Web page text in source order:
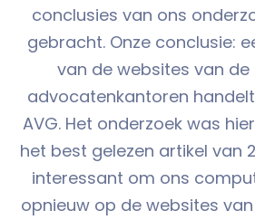
conclusies van ons
gebracht. Onze conclusie:
van de websites van
advocatenkantoren
AVG. Het onderzoek was
het best gelezen artikel van
interessant om ons
opnieuw op de websites